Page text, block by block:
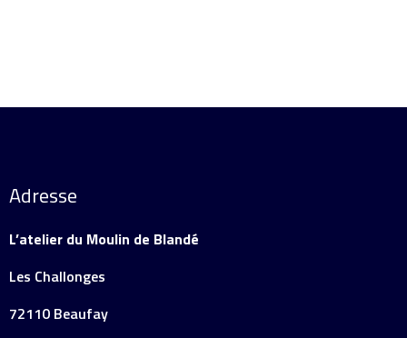
Adresse
L’atelier du Moulin de Blandé
Les Challonges
72110 Beaufay